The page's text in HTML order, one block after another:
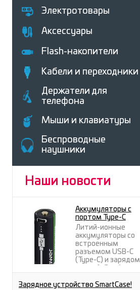
Электротовары
Аксессуары
Flash-накопители
Кабели и переходники
Держатели для
телефона
Мыши и клавиатуры
Беcпроводные
наушники
Наши новости
Аккумуляторы с
портом Type-C
Литий-ионные
аккумуляторы со
встроенным
разъемом USB-C
(Type-C) и зарядом
Зарядное устройство SmartCase!